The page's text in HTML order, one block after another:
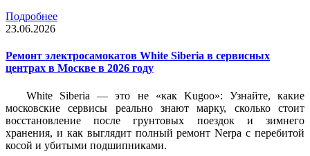
Подробнее
23.06.2026
Ремонт электросамокатов White Siberia в сервисных
центрах в Москве в 2026 году
White Siberia — это не «как Kugoo»: Узнайте, какие
московские сервисы реально знают марку, сколько стоит
восстановление после грунтовых поездок и зимнего
хранения, и как выглядит полный ремонт Nerpa с перебитой
косой и убитыми подшипниками.